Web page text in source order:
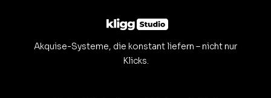
Akquise-Systeme, die konstant liefern – nicht nur
Klicks.